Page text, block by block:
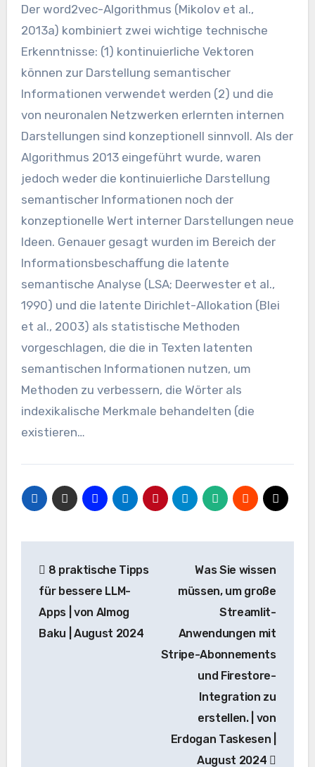
Der word2vec-Algorithmus (Mikolov et al.,
2013a) kombiniert zwei wichtige technische
Erkenntnisse: (1) kontinuierliche Vektoren
können zur Darstellung semantischer
Informationen verwendet werden (2) und die
von neuronalen Netzwerken erlernten internen
Darstellungen sind konzeptionell sinnvoll. Als der
Algorithmus 2013 eingeführt wurde, waren
jedoch weder die kontinuierliche Darstellung
semantischer Informationen noch der
konzeptionelle Wert interner Darstellungen neue
Ideen. Genauer gesagt wurden im Bereich der
Informationsbeschaffung die latente
semantische Analyse (LSA; Deerwester et al.,
1990) und die latente Dirichlet-Allokation (Blei
et al., 2003) als statistische Methoden
vorgeschlagen, die die in Texten latenten
semantischen Informationen nutzen, um
Methoden zu verbessern, die Wörter als
indexikalische Merkmale behandelten (die
existieren…
Navigation
8 praktische Tipps
für bessere LLM-
Apps | von Almog
Baku | August 2024
Was Sie wissen
müssen, um große
Streamlit-
Anwendungen mit
Stripe-Abonnements
und Firestore-
Integration zu
erstellen. | von
Erdogan Taskesen |
August 2024